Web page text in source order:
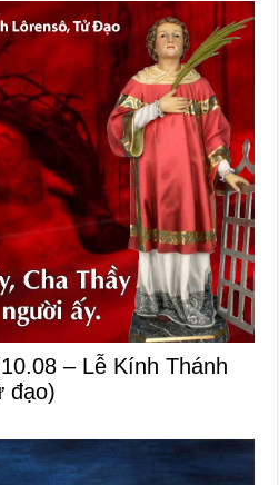
– Lễ Kính Thánh
đạo)